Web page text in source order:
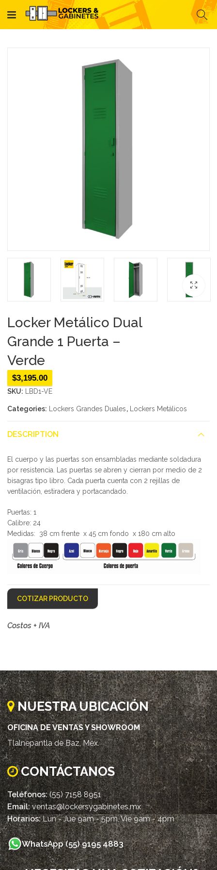
Locker Metálico Dual
Grande 1 Puerta –
Verde
$3,195.00
SKU: LBD1-VE
Categories: Lockers Grandes Duales, Lockers Metálicos
DESCRIPTION
El cuerpo y las puertas son ensambladas mediante soldadura
por resistencia. Las puertas se abren y cierran por medio de 2
bisagras tipo libro. Cada puerta cuenta con 2 rejillas de
ventilación, estiradera y portacandado.
Puertas: 1
Calibre: 24
Medidas: 38 cm frente x 45 cm fondo x 180 cm alto
COTIZAR PRODUCTO
Costos + IVA
NUESTRA UBICACIÓN
OFICINA DE VENTAS Y SHOWROOM
Tlalnepantla de Baz, Méx.
CONTÁCTANOS
Teléfonos: (55) 7158 8951
Email:ventas@lockersygabinetes.mx
Horarios:Lun - Jue 9am - 5pm, Vie 9am - 4pm
WhatsApp (55) 9195 4883